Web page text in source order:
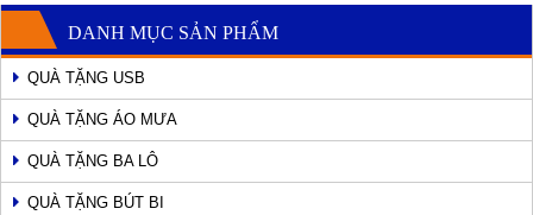
DANH MỤC SẢN PHẨM
QUÀ TẶNG USB
QUÀ TẶNG ÁO MƯA
QUÀ TẶNG BA LÔ
QUÀ TẶNG BÚT BI